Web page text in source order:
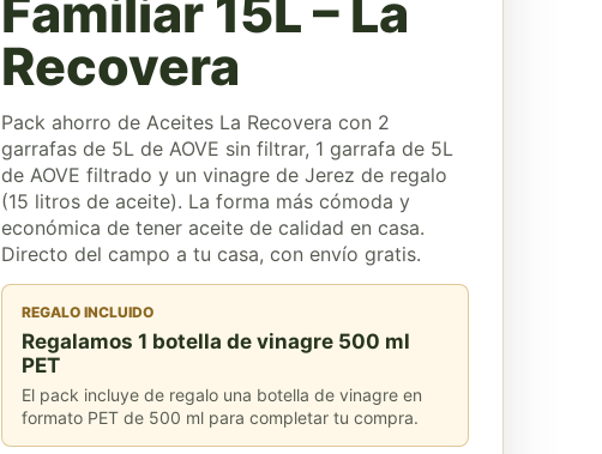
Familiar 15L – La
Recovera
Pack ahorro de Aceites La Recovera con 2
garrafas de 5L de AOVE sin filtrar, 1 garrafa de 5L
de AOVE filtrado y un vinagre de Jerez de regalo
(15 litros de aceite). La forma más cómoda y
económica de tener aceite de calidad en casa.
Directo del campo a tu casa, con envío gratis.
REGALO INCLUIDO
Regalamos 1 botella de vinagre 500 ml
PET
El pack incluye de regalo una botella de vinagre en
formato PET de 500 ml para completar tu compra.